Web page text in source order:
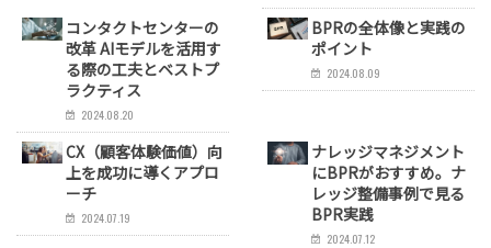
コンタクトセンターの
改革 AIモデルを活用す
る際の工夫とベストプ
ラクティス
2024.08.20
BPRの全体像と実践の
ポイント
2024.08.09
CX（顧客体験価値）向
上を成功に導くアプロ
ーチ
2024.07.19
ナレッジマネジメント
にBPRがおすすめ。ナ
レッジ整備事例で見る
BPR実践
2024.07.12